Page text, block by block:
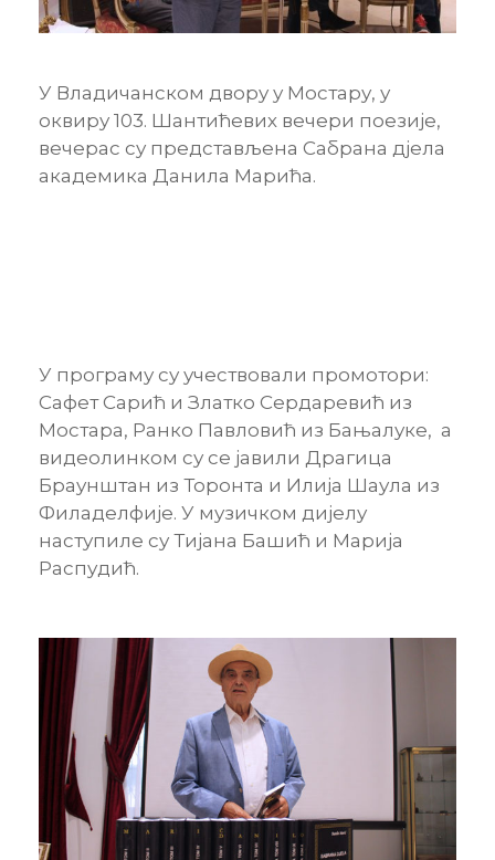
У Владичанском двору у Мостару, у
оквиру 103. Шантићевих вечери поезије,
вечерас су представљена Сабрана дјела
академика Данила Марића.
У програму су учествовали промотори:
Сафет Сарић и Златко Сердаревић из
Мостара, Ранко Павловић из Бањалуке, а
видеолинком су се јавили Драгица
Браунштан из Торонта и Илија Шаула из
Филаделфије. У музичком дијелу
наступиле су Тијана Башић и Марија
Распудић.